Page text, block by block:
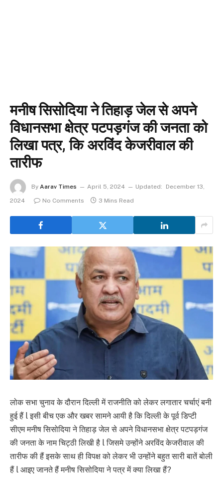
मनीष सिसोदिया ने तिहाड़ जेल से अपने
विधानसभा क्षेत्र पटपड़गंज की जनता को
लिखा पत्र, कि अरविंद केजरीवाल की
तारीफ
By Aarav Times April 5, 2024 Updated:
December 13,
2024
No Comments 3 Mins Read
लोक सभा चुनाव के दौरान दिल्ली में राजनीति को लेकर लगातार चर्चाएं बनी
हुई हैं l इसी बीच एक और खबर सामने आयी है कि दिल्ली के पूर्व डिप्टी
सीएम मनीष सिसोदिया ने तिहाड़ जेल से अपने विधानसभा क्षेत्र पटपड़गंज
की जनता के नाम चिट्ठी लिखी है l जिसमे उन्होंने अरविंद केजरीवाल की
तारीफ की हैं इसके साथ ही विपक्ष को लेकर भी उन्होंने बहुत सारी बातें बोली
हैं l आइए जानते हैं मनीष सिसोदिया ने पत्र में क्या लिखा हैं?